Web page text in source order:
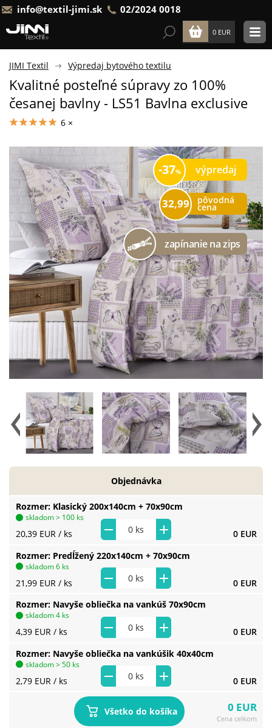
info@textil-jimi.sk 02/2024 0018
0 EUR
JIMI Textil Výpredaj bytového textilu
Kvalitné posteľné súpravy zo 100%
česanej bavlny - LS51 Bavlna exclusive
6 ×
výpredaj
37
pôvodná
cena
32,99
Rozmer Klasický 200x140cm + 70x90cm
20,39 EUR / ks 0 EUR
skladom > 100 ks
Rozmer Predĺžený 220x140cm + 70x90cm
21,99 EUR / ks 0 EUR
skladom 6 ks
Rozmer Navyše obliečka na vankúš 70x90cm
4,39 EUR / ks 0 EUR
skladom 4 ks
Rozmer Navyše obliečka na vankúšik 40x40cm
2,79 EUR / ks 0 EUR
skladom > 50 ks
Objednávka
Všetko do košíka 0 EUR
Cena celkom